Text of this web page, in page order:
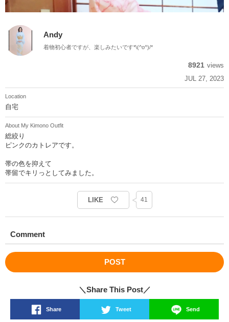
Andy
着物初心者ですが、楽しみたいです*\(^o^)/*
8921 views
JUL 27, 2023
Location
自宅
About My Kimono Outfit
総絞り
ピンクのカトレアです。
帯の色を抑えて
帯留でキリっとしてみました。
LIKE 41
Comment
POST
＼Share This Post／
Share Tweet Send